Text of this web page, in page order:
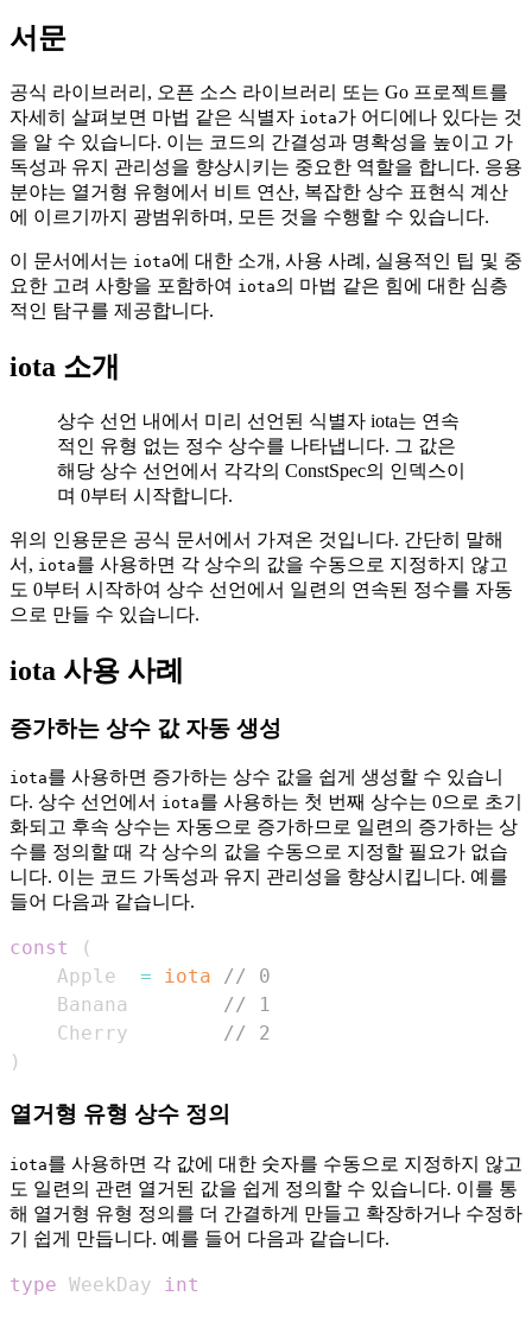
서문
공식 라이브러리, 오픈 소스 라이브러리 또는 Go 프로젝트를
자세히 살펴보면 마법 같은 식별자 iota가 어디에나 있다는 것
을 알 수 있습니다. 이는 코드의 간결성과 명확성을 높이고 가
독성과 유지 관리성을 향상시키는 중요한 역할을 합니다. 응용
분야는 열거형 유형에서 비트 연산, 복잡한 상수 표현식 계산
에 이르기까지 광범위하며, 모든 것을 수행할 수 있습니다.
이 문서에서는 iota에 대한 소개, 사용 사례, 실용적인 팁 및 중
요한 고려 사항을 포함하여 iota의 마법 같은 힘에 대한 심층
적인 탐구를 제공합니다.
iota 소개
상수 선언 내에서 미리 선언된 식별자 iota는 연속
적인 유형 없는 정수 상수를 나타냅니다. 그 값은
해당 상수 선언에서 각각의 ConstSpec의 인덱스이
며 0부터 시작합니다.
위의 인용문은 공식 문서에서 가져온 것입니다. 간단히 말해
서, iota를 사용하면 각 상수의 값을 수동으로 지정하지 않고
도 0부터 시작하여 상수 선언에서 일련의 연속된 정수를 자동
으로 만들 수 있습니다.
iota 사용 사례
증가하는 상수 값 자동 생성
iota를 사용하면 증가하는 상수 값을 쉽게 생성할 수 있습니
다. 상수 선언에서 iota를 사용하는 첫 번째 상수는 0으로 초기
화되고 후속 상수는 자동으로 증가하므로 일련의 증가하는 상
수를 정의할 때 각 상수의 값을 수동으로 지정할 필요가 없습
니다. 이는 코드 가독성과 유지 관리성을 향상시킵니다. 예를
들어 다음과 같습니다.
const
(
    Apple
= iota
// 0
    Banana
// 1
    Cherry
// 2
)
열거형 유형 상수 정의
iota를 사용하면 각 값에 대한 숫자를 수동으로 지정하지 않고
도 일련의 관련 열거된 값을 쉽게 정의할 수 있습니다. 이를 통
해 열거형 유형 정의를 더 간결하게 만들고 확장하거나 수정하
기 쉽게 만듭니다. 예를 들어 다음과 같습니다.
type WeekDay int